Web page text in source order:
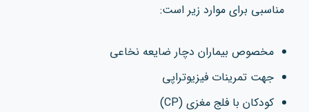
مناسبی برای موارد زیر است:
مخصوص بیماران دچار ضایعه نخاعی
جهت تمرینات فیزیوتراپی
کودکان با فلج مغزی (CP)